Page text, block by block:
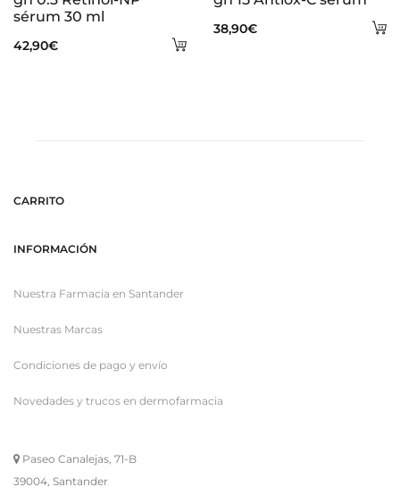
Añadir
sérum 30 ml
42,90€
38,90€
CARRITO
INFORMACIÓN
Nuestra Farmacia en Santander
Nuestras Marcas
Condiciones de pago y envío
Novedades y trucos en dermofarmacia
Paseo Canalejas, 71-B
39004, Santander